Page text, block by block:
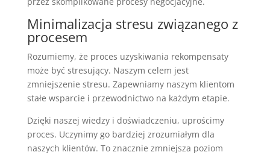
Minimalizacja stresu związanego z
procesem
Rozumiemy, że proces uzyskiwania rekompensaty
może być stresujący. Naszym celem jest
zmniejszenie stresu. Zapewniamy naszym klientom
stałe wsparcie i przewodnictwo na każdym etapie.
Dzięki naszej wiedzy i doświadczeniu, uprościmy
proces. Uczynimy go bardziej zrozumiałym dla
naszych klientów. To znacznie zmniejsza poziom